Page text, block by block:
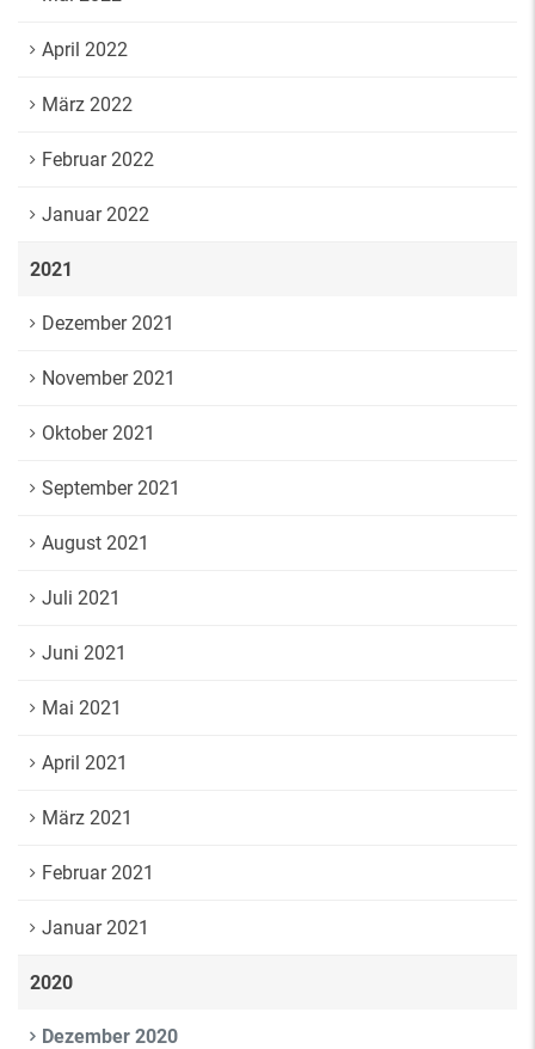
April 2022
März 2022
Februar 2022
Januar 2022
2021
Dezember 2021
November 2021
Oktober 2021
September 2021
August 2021
Juli 2021
Juni 2021
Mai 2021
April 2021
März 2021
Februar 2021
Januar 2021
2020
Dezember 2020